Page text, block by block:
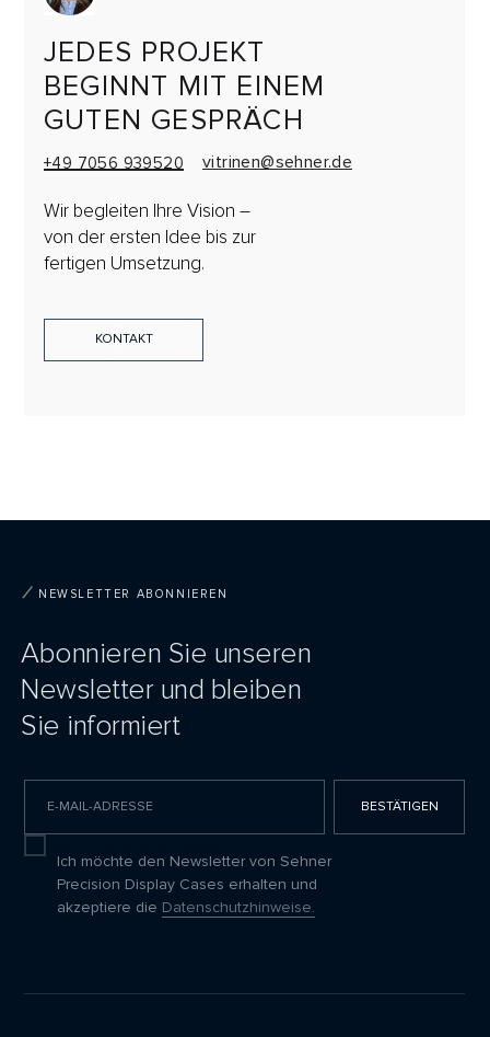
JEDES PROJEKT
BEGINNT MIT EINEM
GUTEN GESPRÄCH
Wir begleiten Ihre Vision –
von der ersten Idee bis zur
fertigen Umsetzung.
+49 7056 939520 vitrinen@sehner.de
KONTAKT
BESTÄTIGEN
Abonnieren Sie unseren
Newsletter und bleiben
Sie informiert
NEWSLETTER ABONNIEREN
Ich möchte den Newsletter von Sehner
Precision Display Cases erhalten und
akzeptiere die Datenschutzhinweise.